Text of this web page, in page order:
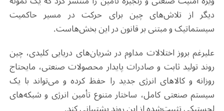
دیگر از تلاش‌های چین برای حرکت در مسیر حاکمیت
سیستماتیک و مبتنی بر قانون در این بخش‌هاست.
علیرغم بروز اختلالات مداوم در شریان‌های دریایی کلیدی، چین
روند تولید ثابت و صادرات پایدار محصولات صنعتی، مایحتاج
روزانه و کالاهای انرژی جدید را حفظ کرده و می‌تواند با یک
سیستم صنعتی کامل، ساختار متنوع تأمین انرژی و شبکه‌های